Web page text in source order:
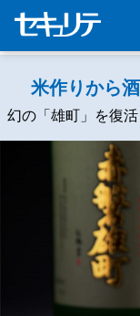
米作りから
幻の「雄町」を復